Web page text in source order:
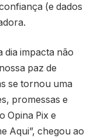
(e dados
dia impacta não
paz de
se tornou uma
promessas e
Opina Pix e
Aqui”, chegou ao